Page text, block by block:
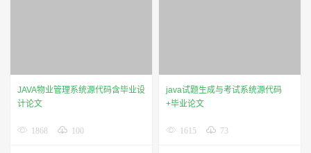
JAVA物业管理系统源代码含毕业设
计论文
1868 100
java试题生成与考试系统源代码
+毕业论文
1615 73